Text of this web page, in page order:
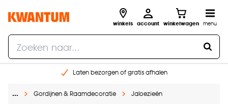
winkels account winkelwagen menu
Laten bezorgen of gratis afhalen
Gratis raam advies en opmeten aan huis
… Gordijnen & Raamdecoratie Jaloezieën